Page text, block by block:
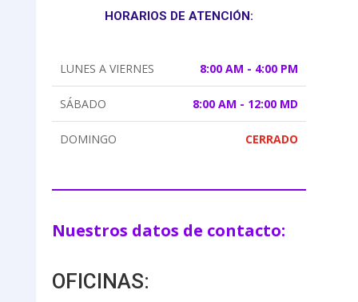
HORARIOS DE ATENCIÓN:
LUNES A VIERNES 8:00 AM - 4:00 PM
SÁBADO 8:00 AM - 12:00 MD
DOMINGO CERRADO
Nuestros datos de contacto:
OFICINAS: